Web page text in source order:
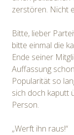
zerstören. Nicht
Bitte, lieber
bitte einmal die
Ende seiner
Auffassung
Popularität so
sich doch kaputt
Person.
„Werft ihn raus!“